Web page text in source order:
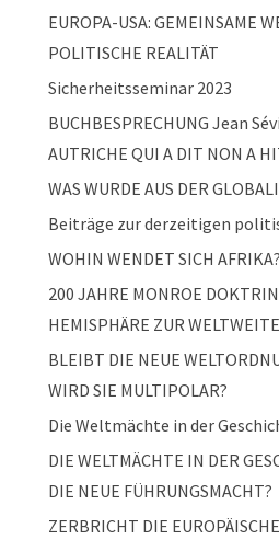
EUROPA-USA: GEMEINSAME
POLITISCHE REALITÄT
Sicherheitsseminar 2023
BUCHBESPRECHUNG Jean
AUTRICHE QUI A DIT NON A
WAS WURDE AUS DER
Beiträge zur derzeitigen
WOHIN WENDET SICH AFRIKA?
200 JAHRE MONROE
HEMISPHÄRE ZUR
BLEIBT DIE NEUE
WIRD SIE MULTIPOLAR?
Die Weltmächte in der
DIE WELTMÄCHTE IN DER
DIE NEUE FÜHRUNGSMACHT?
ZERBRICHT DIE